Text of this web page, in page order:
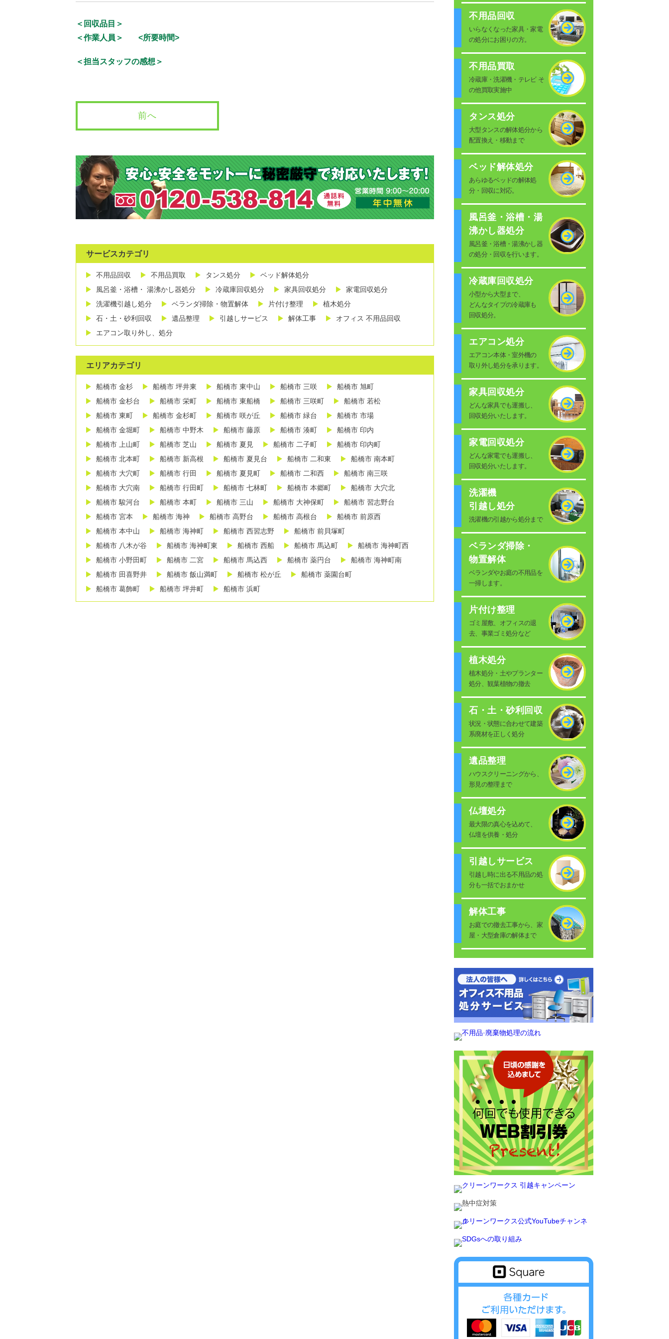
＜回収品目＞
＜作業人員＞
<所要時間>
＜担当スタッフの感想＞
前へ
サービスカテゴリ
不用品回収 不用品買取 タンス処分
ベッド解体処分
風呂釜・浴槽・ 湯沸かし器処分
冷蔵庫回収処分 家具回収処分
家電回収処分
洗濯機引越し処分
ベランダ掃除・物置解体 片付け整理
植木処分
石・土・砂利回収
遺品整理 引越しサービス 解体工事
オフィス 不用品回収
エアコン取り外し、処分
エリアカテゴリ
船橋市 金杉 船橋市 坪井東 船橋市 東中山 船橋市 三咲
船橋市 旭町
船橋市 金杉台
船橋市 栄町 船橋市 東船橋 船橋市 三咲町
船橋市 若松
船橋市 東町
船橋市 金杉町 船橋市 咲が丘 船橋市 緑台
船橋市 市場
船橋市 金堀町
船橋市 中野木 船橋市 藤原 船橋市 湊町
船橋市 印内
船橋市 上山町
船橋市 芝山 船橋市 夏見 船橋市 二子町
船橋市 印内町
船橋市 北本町
船橋市 新高根 船橋市 夏見台 船橋市 二和東
船橋市 南本町
船橋市 大穴町
船橋市 行田 船橋市 夏見町 船橋市 二和西
船橋市 南三咲
船橋市 大穴南
船橋市 行田町 船橋市 七林町 船橋市 本郷町
船橋市 大穴北
船橋市 駿河台
船橋市 本町 船橋市 三山 船橋市 大神保町
船橋市 習志野台
船橋市 宮本
船橋市 海神 船橋市 高野台 船橋市 高根台
船橋市 前原西
船橋市 本中山
船橋市 海神町 船橋市 西習志野
船橋市 前貝塚町
船橋市 八木が谷
船橋市 海神町東 船橋市 西船 船橋市 馬込町
船橋市 海神町西
船橋市 小野田町
船橋市 二宮 船橋市 馬込西 船橋市 薬円台
船橋市 海神町南
船橋市 田喜野井
船橋市 飯山満町 船橋市 松が丘
船橋市 薬園台町
船橋市 葛飾町
船橋市 坪井町 船橋市 浜町
不用品回収
いらなくなった家具・家電
の処分にお困りの方。
不用品買取
冷蔵庫・洗濯機・テレビ そ
の他買取実施中
タンス処分
大型タンスの解体処分から
配置換え・移動まで
ベッド解体処分
あらゆるベッドの解体処
分・回収に対応。
風呂釜・浴槽・湯
沸かし器処分
風呂釜・浴槽・湯沸かし器
の処分・回収を行います。
冷蔵庫回収処分
小型から大型まで、
どんなタイプの冷蔵庫も
回収処分。
エアコン処分
エアコン本体・室外機の
取り外し処分を承ります。
家具回収処分
どんな家具でも運搬し、
回収処分いたします。
家電回収処分
どんな家電でも運搬し、
回収処分いたします。
洗濯機
引越し処分
洗濯機の引越から処分まで
ベランダ掃除・
物置解体
ベランダやお庭の不用品を
一掃します。
片付け整理
ゴミ屋敷、オフィスの退
去、事業ゴミ処分など
植木処分
植木処分・土やプランター
処分、観葉植物の撤去
石・土・砂利回収
状況・状態に合わせて建築
系廃材を正しく処分
遺品整理
ハウスクリーニングから、
形見の整理まで
仏壇処分
最大限の真心を込めて、
仏壇を供養・処分
引越しサービス
引越し時に出る不用品の処
分も一括でおまかせ
解体工事
お庭での撤去工事から、家
屋・大型倉庫の解体まで